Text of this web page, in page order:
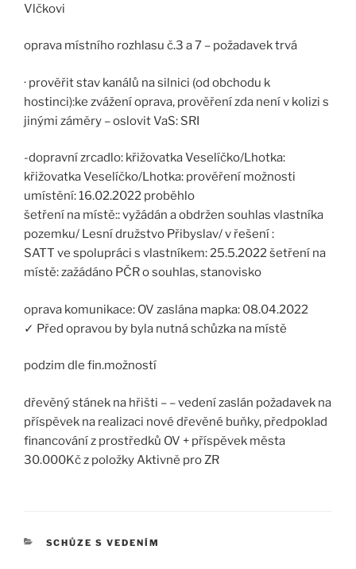
Vlčkovi
oprava místního rozhlasu č.3 a 7 – požadavek trvá
· prověřit stav kanálů na silnici (od obchodu k
hostinci):ke zvážení oprava, prověření zda není v kolizi s
jinými záměry – oslovit VaS: SRI
-dopravní zrcadlo: křižovatka Veselíčko/Lhotka:
křižovatka Veselíčko/Lhotka: prověření možnosti
umístění: 16.02.2022 proběhlo
šetření na místě:: vyžádán a obdržen souhlas vlastníka
pozemku/ Lesní družstvo Přibyslav/ v řešení :
SATT ve spolupráci s vlastníkem: 25.5.2022 šetření na
místě: zažádáno PČR o souhlas, stanovisko
oprava komunikace: OV zaslána mapka: 08.04.2022
✓ Před opravou by byla nutná schůzka na místě
podzim dle fin.možností
dřevěný stánek na hřišti – – vedení zaslán požadavek na
příspěvek na realizaci nové dřevěné buňky, předpoklad
financování z prostředků OV + příspěvek města
30.000Kč z položky Aktivně pro ZR
RUBRIKY
SCHŮZE S VEDENÍM